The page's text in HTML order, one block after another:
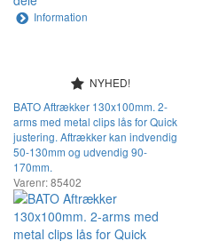
Information
NYHED!
BATO Aftrækker 130x100mm. 2-
arms med metal clips lås for Quick
justering. Aftrækker kan indvendig
50-130mm og udvendig 90-
170mm.
Varenr: 85402